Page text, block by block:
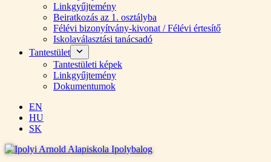
Linkgyűjtemény
Beiratkozás az 1. osztályba
Félévi bizonyítvány-kivonat / Félévi értesítő
Iskolaválasztási tanácsadó
Tantestület
Tantestületi képek
Linkgyűjtemény
Dokumentumok
EN
HU
SK